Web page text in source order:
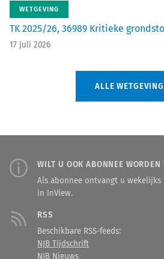
WETGEVING
TK 2025/26, 36989 Kritieke
17 juli 2026
ALLE WETGEVING
WILT U OOK ABONNEE WORDEN
Als abonnee ontvangt u wekelijks
in InView.
RSS
Beschikbare RSS-feeds:
NJB Tijdschrift
NJB Nieuws